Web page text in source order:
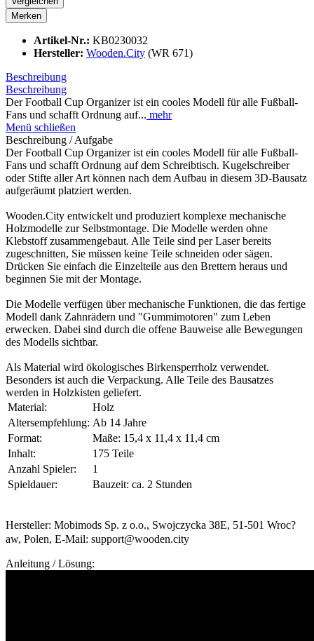
Merken
Artikel-Nr.: KB0230032
Hersteller: Wooden.City (WR 671)
Beschreibung
Beschreibung
Der Football Cup Organizer ist ein cooles Modell für alle Fußball-
Fans und schafft Ordnung auf... mehr
Menü schließen
Beschreibung / Aufgabe
Der Football Cup Organizer ist ein cooles Modell für alle Fußball-
Fans und schafft Ordnung auf dem Schreibtisch. Kugelschreiber
oder Stifte aller Art können nach dem Aufbau in diesem 3D-Bausatz
aufgeräumt platziert werden.
Wooden.City entwickelt und produziert komplexe mechanische
Holzmodelle zur Selbstmontage. Die Modelle werden ohne
Klebstoff zusammengebaut. Alle Teile sind per Laser bereits
zugeschnitten, Sie müssen keine Teile schneiden oder sägen.
Drücken Sie einfach die Einzelteile aus den Brettern heraus und
beginnen Sie mit der Montage.
Die Modelle verfügen über mechanische Funktionen, die das fertige
Modell dank Zahnrädern und "Gummimotoren" zum Leben
erwecken. Dabei sind durch die offene Bauweise alle Bewegungen
des Modells sichtbar.
Als Material wird ökologisches Birkensperrholz verwendet.
Besonders ist auch die Verpackung. Alle Teile des Bausatzes
werden in Holzkisten geliefert.
Material:
Holz
Altersempfehlung: Ab 14 Jahre
Format:
Maße: 15,4 x 11,4 x 11,4 cm
Inhalt:
175 Teile
Anzahl Spieler:
1
Spieldauer:
Bauzeit: ca. 2 Stunden
Hersteller: Mobimods Sp. z o.o., Swojczycka 38E, 51-501 Wroc?
aw, Polen, E-Mail: support@wooden.city
Anleitung / Lösung: